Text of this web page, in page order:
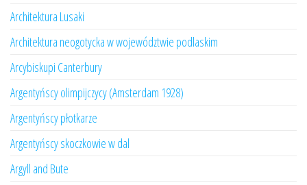
Architektura Lusaki
Architektura neogotycka w województwie podlaskim
Arcybiskupi Canterbury
Argentyńscy olimpijczycy (Amsterdam 1928)
Argentyńscy płotkarze
Argentyńscy skoczkowie w dal
Argyll and Bute